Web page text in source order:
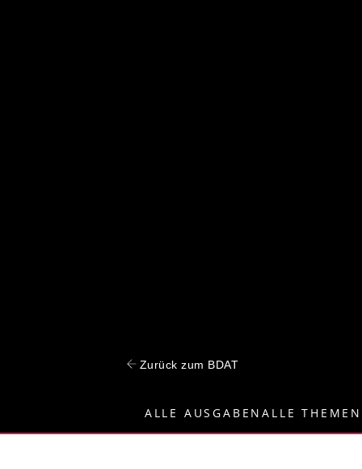
Zurück zum BDAT
ALLE AUSGABENALLE THEMEN